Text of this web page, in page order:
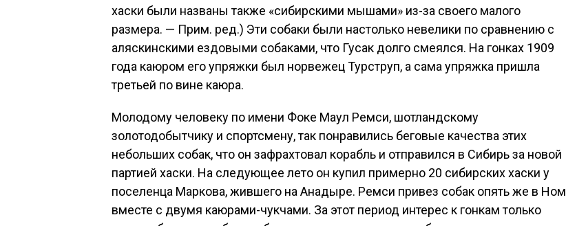
хаски были названы также «сибирскими мышами» из-за своего малого
размера. — Прим. ред.) Эти собаки были настолько невелики по сравнению с
аляскинскими ездовыми собаками, что Гусак долго смеялся. На гонках 1909
года каюром его упряжки был норвежец Турструп, а сама упряжка пришла
третьей по вине каюра.
Молодому человеку по имени Фоке Маул Ремси, шотландскому
золотодобытчику и спортсмену, так понравились беговые качества этих
небольших собак, что он зафрахтовал корабль и отправился в Сибирь за новой
партией хаски. На следующее лето он купил примерно 20 сибирских хаски у
поселенца Маркова, жившего на Анадыре. Ремси привез собак опять же в Ном
вместе с двумя каюрами-чукчами. За этот период интерес к гонкам только